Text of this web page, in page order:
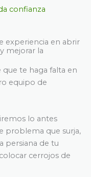
confianza
experiencia en abrir
mejorar la
te haga falta en
equipo de
lo antes
problema que surja,
persiana de tu
cerrojos de